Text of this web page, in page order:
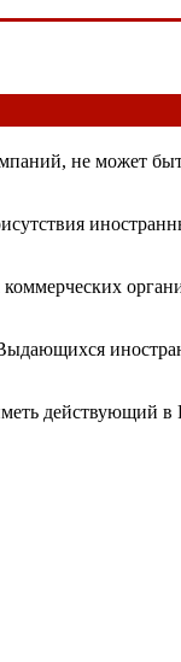
не может
действующий в